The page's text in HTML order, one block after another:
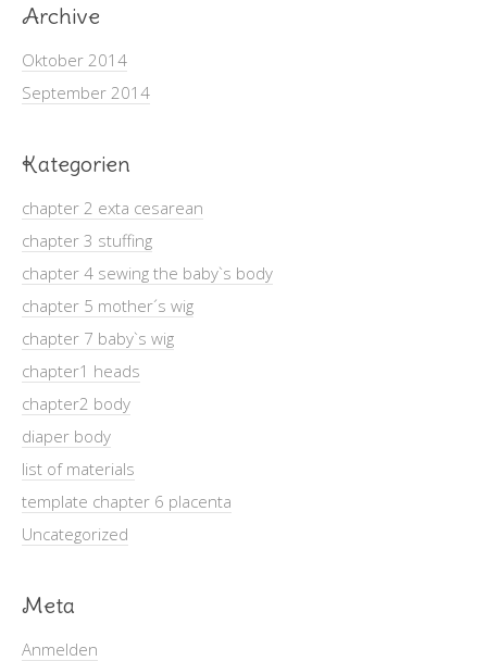
Archive
Oktober 2014
September 2014
Kategorien
chapter 2 exta cesarean
chapter 3 stuffing
chapter 4 sewing the baby`s body
chapter 5 mother´s wig
chapter 7 baby`s wig
chapter1 heads
chapter2 body
diaper body
list of materials
template chapter 6 placenta
Uncategorized
Meta
Anmelden